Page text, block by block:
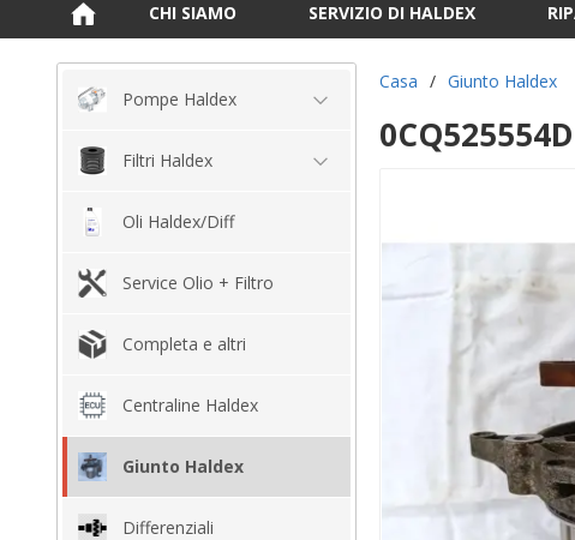
CHI SIAMO SERVIZIO DI HALDEX
Pompe Haldex
Filtri Haldex
Oli Haldex/Diff
Service Olio + Filtro
Completa e altri
Centraline Haldex
Giunto Haldex
Differenziali
Casa / Giunto Haldex